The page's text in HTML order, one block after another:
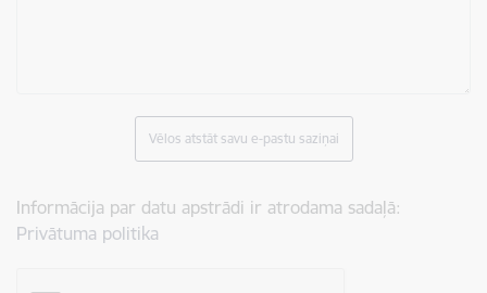
Vēlos atstāt savu e-pastu saziņai
Informācija par datu apstrādi ir atrodama sadaļā:
Privātuma politika